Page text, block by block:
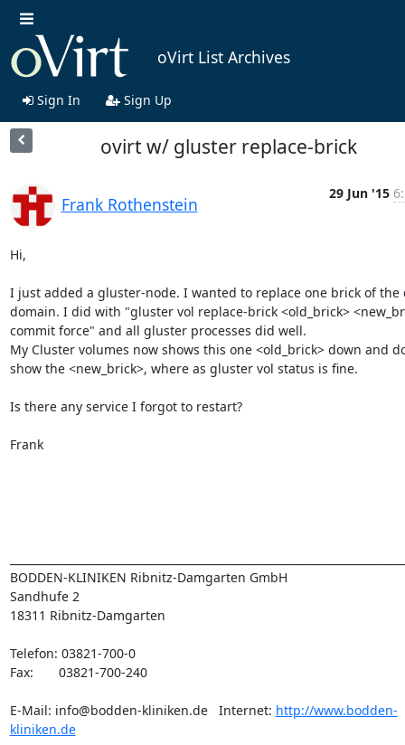
oVirt List Archives
Sign In Sign Up
ovirt w/ gluster replace-brick
Frank Rothenstein
29 Jun '15
Hi,
I just added a gluster-node. I wanted to replace one brick of the
domain. I did with "gluster vol replace-brick <old_brick>
commit force" and all gluster processes did well.
My Cluster volumes now shows this one <old_brick> down and
show the <new_brick>, where as gluster vol status is fine.
Is there any service I forgot to restart?
Frank
BODDEN-KLINIKEN Ribnitz-Damgarten GmbH
Sandhufe 2
18311 Ribnitz-Damgarten
Telefon: 03821-700-0
Fax:       03821-700-240
E-Mail: info@bodden-kliniken.de   Internet: http://www.bodden-
kliniken.de